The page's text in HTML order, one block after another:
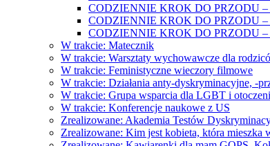
CODZIENNIE KROK DO PRZODU –
CODZIENNIE KROK DO PRZODU –
CODZIENNIE KROK DO PRZODU –
W trakcie: Matecznik
W trakcie: Warsztaty wychowawcze dla
W trakcie: Feministyczne wieczory filmowe
W trakcie: Działania anty-dyskryminacyjne, -
W trakcie: Grupa wsparcia dla LGBT i
W trakcie: Konferencje naukowe z US
Zrealizowane: Akademia Testów
Zrealizowane: Kim jest kobieta, która mieszka